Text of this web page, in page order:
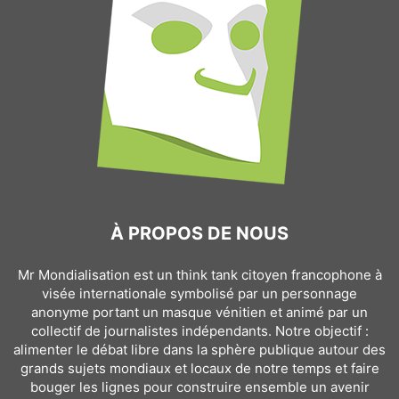
À PROPOS DE NOUS
Mr Mondialisation est un think tank citoyen francophone à
visée internationale symbolisé par un personnage
anonyme portant un masque vénitien et animé par un
collectif de journalistes indépendants. Notre objectif :
alimenter le débat libre dans la sphère publique autour des
grands sujets mondiaux et locaux de notre temps et faire
bouger les lignes pour construire ensemble un avenir